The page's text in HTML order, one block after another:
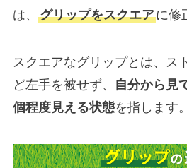
は、 グリップをスクエアに修
スクエアなグリップとは、ス
ど左手を被せず、
自分から見
個程度見える状態を指します。